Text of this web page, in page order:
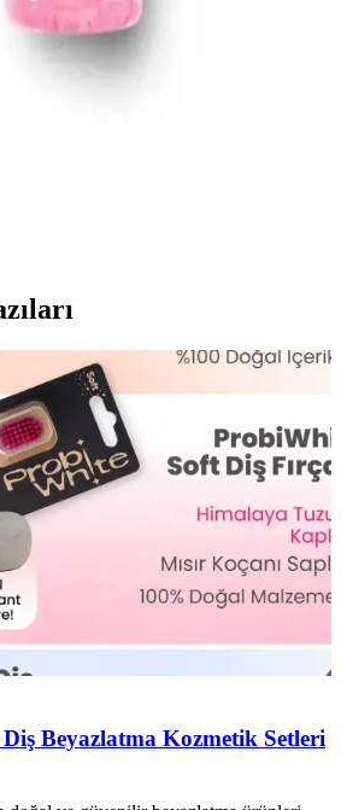
doğal yapıya zarar vermeden
güvenilir bir kozmetik ürünüdür.
güçlendirir.
Beyazlatma Kozmetik Setleri